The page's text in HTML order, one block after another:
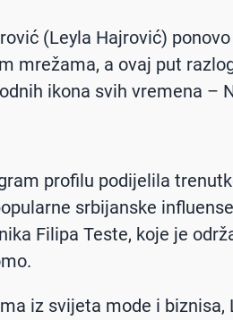
(Leyla Hajrović)
mrežama, a ovaj put
ikona svih vremena –
profilu podijelila
srbijanske
Filipa Teste, koje je
iz svijeta mode i biznisa,